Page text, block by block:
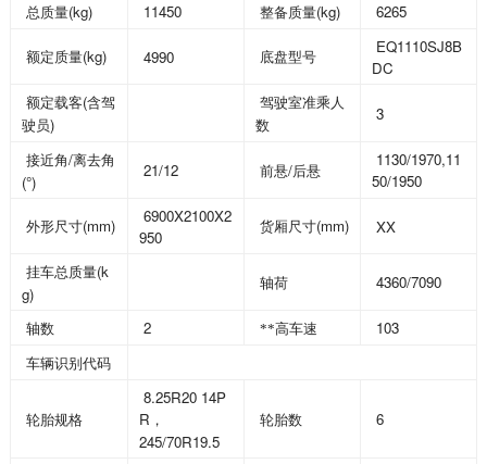
总质量(kg) 11450 整备质量(kg) 6265
额定质量(kg) 4990 底盘型号
EQ1110SJ8B
DC
额定载客(含驾
驶员)
驾驶室准乘人
数
3
接近角/离去角
(°)
21/12 前悬/后悬
1130/1970,11
50/1950
外形尺寸(mm)
6900X2100X2
950
货厢尺寸(mm) XX
挂车总质量(k
g)
轴荷 4360/7090
轴数 2 **高车速 103
车辆识别代码
轮胎规格
8.25R20 14P
R ，
245/70R19.5
轮胎数 6